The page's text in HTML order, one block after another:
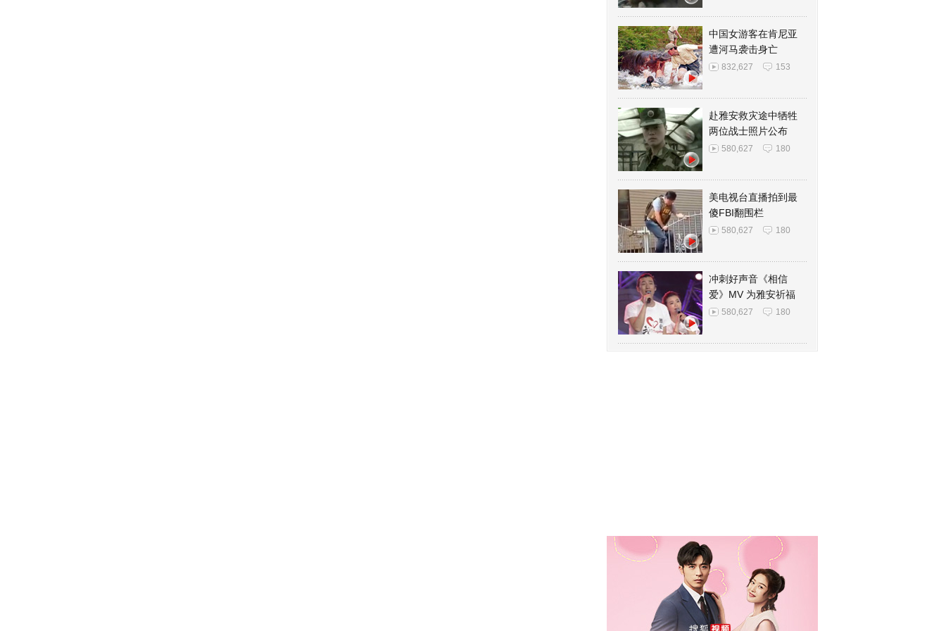
中国女游客在肯尼亚
遭河马袭击身亡
832,627 153
赴雅安救灾途中牺牲
两位战士照片公布
580,627 180
美电视台直播拍到最
傻FBI翻围栏
580,627 180
冲刺好声音《相信
爱》MV 为雅安祈福
580,627 180